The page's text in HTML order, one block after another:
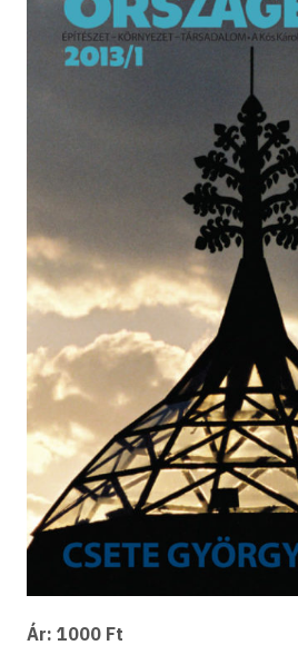
Ár: 1000 Ft